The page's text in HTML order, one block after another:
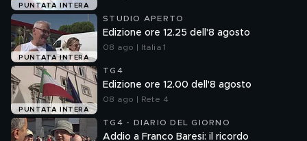
PUNTATA INTERA
PUNTATA INTERA
STUDIO APERTO
Edizione ore 12.25 dell'8 agosto
08 ago | Italia 1
PUNTATA INTERA
TG4
Edizione ore 12.00 dell'8 agosto
08 ago | Rete 4
TG4 - DIARIO DEL GIORNO
Addio a Franco Baresi: il ricordo